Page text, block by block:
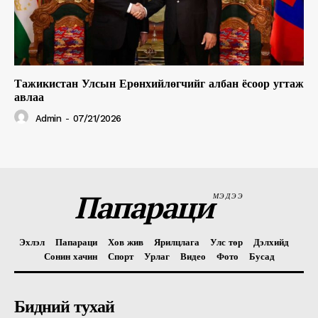
Тажикистан Улсын Ерөнхийлөгчийг албан ёсоор угтаж
авлаа
Admin - 07/21/2026
ПапарациМЭДЭЭ
Эхлэл Папараци Хов жив Ярилцлага Улс төр
Дэлхийд
Сонин хачин
Спорт Урлаг Видео Фото Бусад
Бидний тухай